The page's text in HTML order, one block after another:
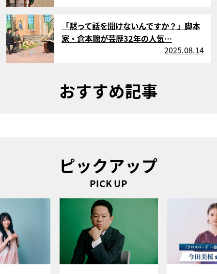
サムネイル
「黙って話を聞けないんですか？」脚本
家・倉本聰が芸歴32年の人気…
2025.08.14
おすすめ記事
ピックアップ
PICK UP